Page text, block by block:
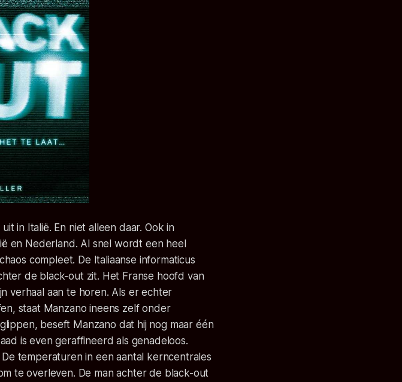
in Italië. En niet alleen daar. Ook in
en Nederland. Al snel wordt een heel
compleet. De Italiaanse informaticus
de black-out zit. Het Franse hoofd van
verhaal aan te horen. Als er echter
staat Manzano ineens zelf onder
beseft Manzano dat hij nog maar één
is even geraffineerd als genadeloos.
temperaturen in een aantal kerncentrales
te overleven. De man achter de black-out